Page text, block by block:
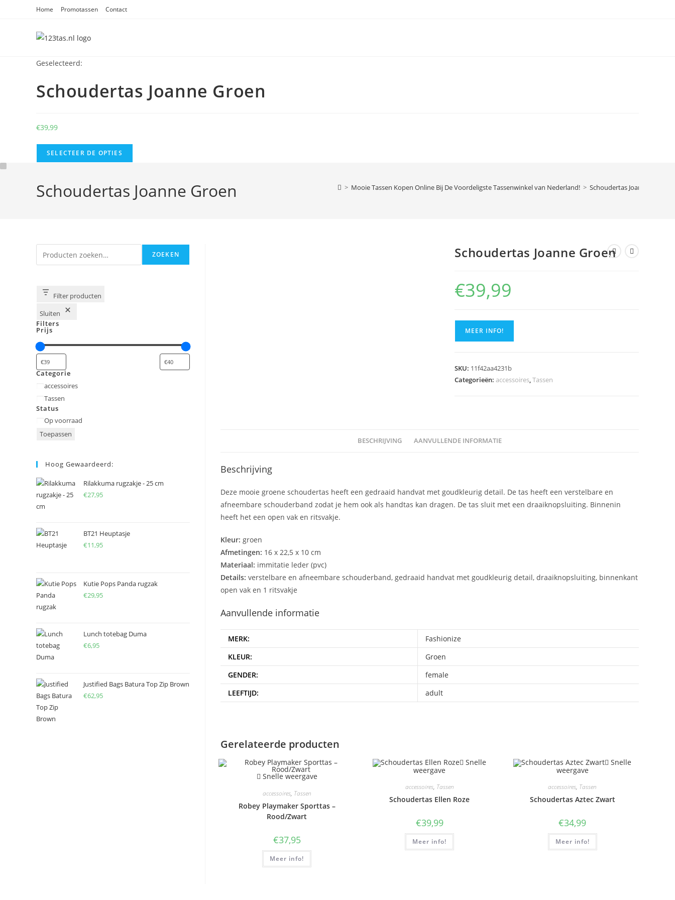
Home Promotassen Contact
Geselecteerd:
Schoudertas Joanne Groen
€39,99
SELECTEER DE OPTIES
Schoudertas Joanne Groen > Mooie Tassen Kopen Online Bij De Voordeligste Tassenwinkel van Nederland! > Schoudertas Joanne Groen
Schoudertas Joanne Groen
€39,99
MEER INFO!
SKU: 11f42aa4231b
Categorieën:accessoires,Tassen
BESCHRIJVING AANVULLENDE INFORMATIE
Beschrijving
Deze mooie groene schoudertas heeft een gedraaid handvat met goudkleurig detail. De tas heeft een verstelbare en
afneembare schouderband zodat je hem ook als handtas kan dragen. De tas sluit met een draaiknopsluiting. Binnenin
heeft het een open vak en ritsvakje.
Kleur: groen
Afmetingen: 16 x 22,5 x 10 cm
Materiaal: immitatie leder (pvc)
Details: verstelbare en afneembare schouderband, gedraaid handvat met goudkleurig detail, draaiknopsluiting, binnenkant
open vak en 1 ritsvakje
Aanvullende informatie
MERK:
Fashionize
KLEUR:
Groen
GENDER:
female
LEEFTIJD:
adult
Gerelateerde producten
Snelle weergave
accessoires, Tassen
Robey Playmaker Sporttas –
Rood/Zwart
€37,95
Meer info!
Snelle
weergave
accessoires, Tassen
Schoudertas Ellen Roze
€39,99
Meer info!
Snelle
weergave
accessoires, Tassen
Schoudertas Aztec Zwart
€34,99
Meer info!
Zoeken ZOEKEN
Filter producten
Sluiten
Filters
Prijs
Categorie
Categorie
accessoires
Tassen
Status
Status
Op voorraad
Toepassen
Hoog Gewaardeerd:
Rilakkuma rugzakje - 25 cm
€27,95
BT21 Heuptasje
€11,95
Kutie Pops Panda rugzak
€29,95
Lunch totebag Duma
€6,95
Justified Bags Batura Top Zip Brown
€62,95